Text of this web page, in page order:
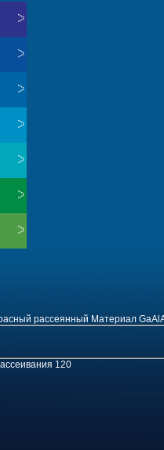
рассеянный Материал
120